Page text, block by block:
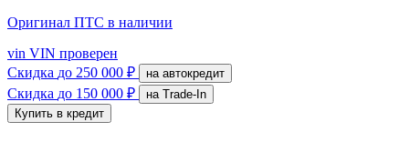
Оригинал ПТС в наличии
vin VIN проверен
Скидка до 250 000 ₽ на автокредит
Скидка до 150 000 ₽
на Trade-In
Купить в кредит